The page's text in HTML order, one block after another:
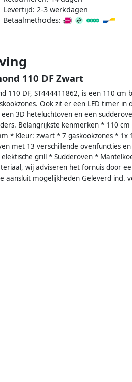
Levertijd: 2-3 werkdagen
Betaalmethodes:
110 DF Zwart
110 DF, ST444411862, is een 110
Ook zit er een LED timer
3D heteluchtoven en een
Belangrijkste kenmerken * 110
* Kleur: zwart * 7 gaskookzones *
met 13 verschillende ovenfuncties
grill * Sudderoven *
wij adviseren het fornuis door
aansluit mogelijkheden Geleverd incl.